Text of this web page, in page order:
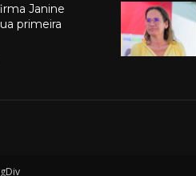
Janine
primeira